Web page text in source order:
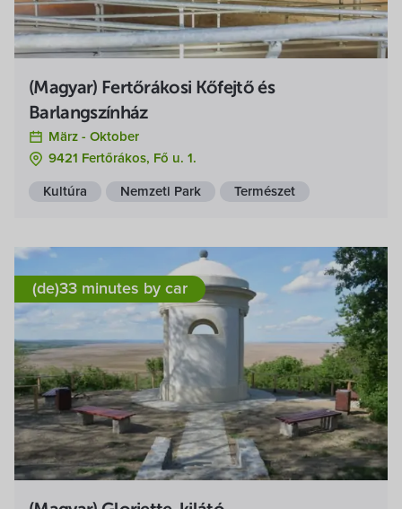
(Magyar) Fertőrákosi Kőfejtő és
Barlangszínház
März - Oktober
9421 Fertőrákos, Fő u. 1.
Kultúra Nemzeti Park Természet
(de)33 minutes by car